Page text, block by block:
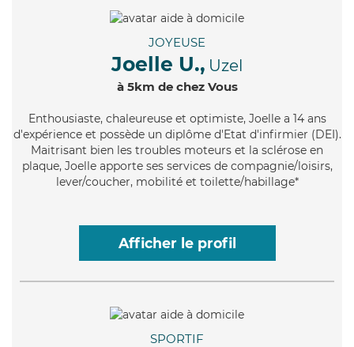
JOYEUSE
Joelle U., Uzel
à 5km de chez Vous
Enthousiaste, chaleureuse et optimiste, Joelle a 14 ans
d'expérience et possède un diplôme d'Etat d'infirmier (DEI).
Maitrisant bien les troubles moteurs et la sclérose en
plaque, Joelle apporte ses services de compagnie/loisirs,
lever/coucher, mobilité et toilette/habillage*
Afficher le profil
SPORTIF